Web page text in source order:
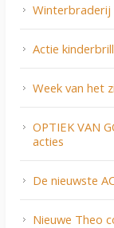
Winterbraderij
Actie
Week van het
OPTIEK VAN
acties
De nieuwste
Nieuwe Theo